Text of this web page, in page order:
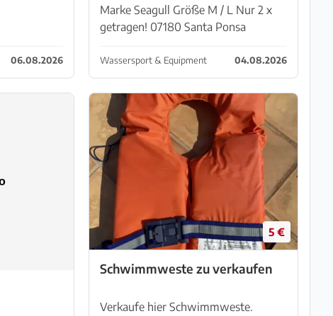
06.08.2026
Marke Seagull Größe M / L Nur 2 x
getragen! 07180 Santa Ponsa
Wassersport & Equipment 04.08.2026
5 €
Schwimmweste zu verkaufen
Verkaufe hier Schwimmweste.